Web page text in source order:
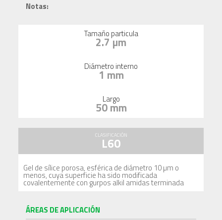
Notas:
Tamaño particula
2.7 µm
Diámetro interno
1 mm
Largo
50 mm
CLASIFICACIÓN
L60
Gel de sílice porosa, esférica de diámetro 10 µm o
menos, cuya superficie ha sido modificada
covalentemente con gurpos alkil amidas terminada
ÁREAS DE APLICACIÓN